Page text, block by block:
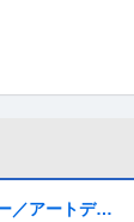
／アートディ